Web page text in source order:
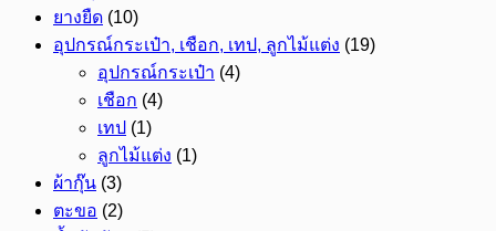
ยางยืด (10)
อุปกรณ์กระเป๋า, เชือก, เทป, ลูกไม้แต่ง (19)
อุปกรณ์กระเป๋า (4)
เชือก (4)
เทป (1)
ลูกไม้แต่ง (1)
ผ้ากุ๊น (3)
ตะขอ (2)